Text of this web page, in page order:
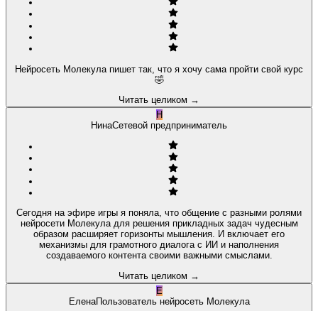
Нейросеть Молекула пишет так, что я хочу сама пройти свой курс
🤣
Читать целиком →
Н
НинаСетевой предприниматель
Сегодня на эфире игры я поняла, что общение с разными ролями
нейросети Молекула для решения прикладных задач чудесным
образом расширяет горизонты мышления. И включает его
механизмы для грамотного диалога с ИИ и наполнения
создаваемого контента своими важными смыслами.
Читать целиком →
Е
ЕленаПользователь нейросеть Молекула